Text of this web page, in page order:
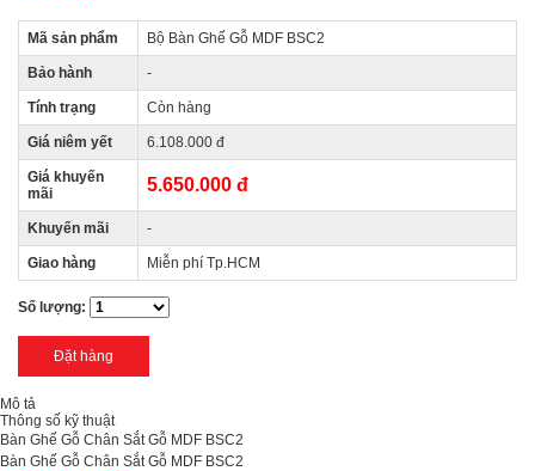
Mã sản phẩm Bộ Bàn Ghế Gỗ MDF BSC2
Bảo hành -
Tính trạng Còn hàng
Giá niêm yết 6.108.000 đ
Giá khuyến
mãi
5.650.000 đ
Khuyến mãi -
Giao hàng Miễn phí Tp.HCM
Số lượng:
Mô tả
Thông số kỹ thuật
Bàn Ghế Gỗ Chân Sắt Gỗ MDF BSC2
Bàn Ghế Gỗ Chân Sắt Gỗ MDF BSC2